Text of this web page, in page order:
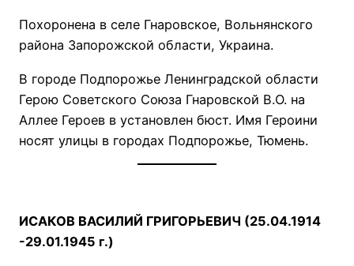
Похоронена в селе Гнаровское, Вольнянского
района Запорожской области, Украина.
В городе Подпорожье Ленинградской области
Герою Советского Союза Гнаровской В.О. на
Аллее Героев в установлен бюст. Имя Героини
носят улицы в городах Подпорожье, Тюмень.
ИСАКОВ ВАСИЛИЙ ГРИГОРЬЕВИЧ (25.04.1914
-29.01.1945 г.)